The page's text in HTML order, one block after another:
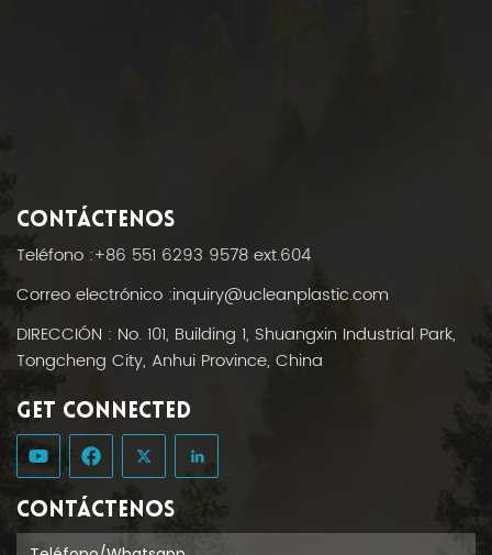
CONTÁCTENOS
Teléfono :+86 551 6293 9578 ext.604
Correo electrónico :inquiry@ucleanplastic.com
DIRECCIÓN : No. 101, Building 1, Shuangxin Industrial Park,
Tongcheng City, Anhui Province, China
GET CONNECTED
CONTÁCTENOS